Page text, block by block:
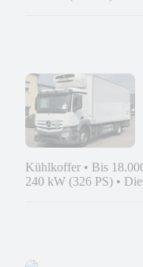
Kühlkoffer • Bis
240 kW (326 PS) •